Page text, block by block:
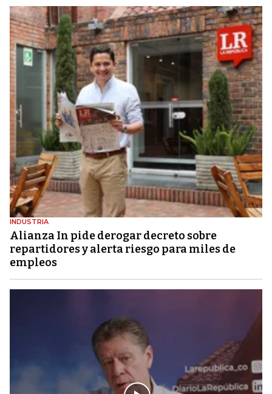
INDUSTRIA
Alianza In pide derogar decreto sobre
repartidores y alerta riesgo para miles de
empleos